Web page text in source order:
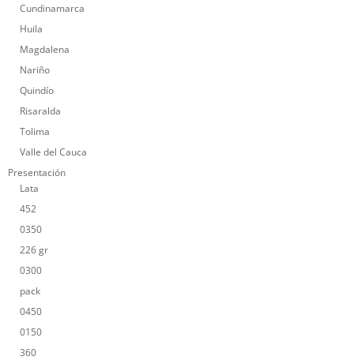
Cundinamarca
Huila
Magdalena
Nariño
Quindío
Risaralda
Tolima
Valle del Cauca
Presentación
Lata
452
0350
226 gr
0300
pack
0450
0150
360